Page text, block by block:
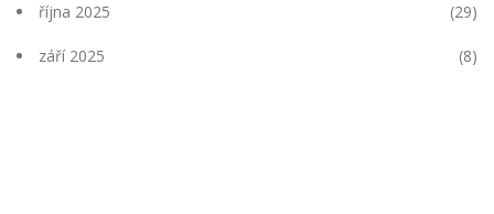
října 2025 (29)
září 2025 (8)